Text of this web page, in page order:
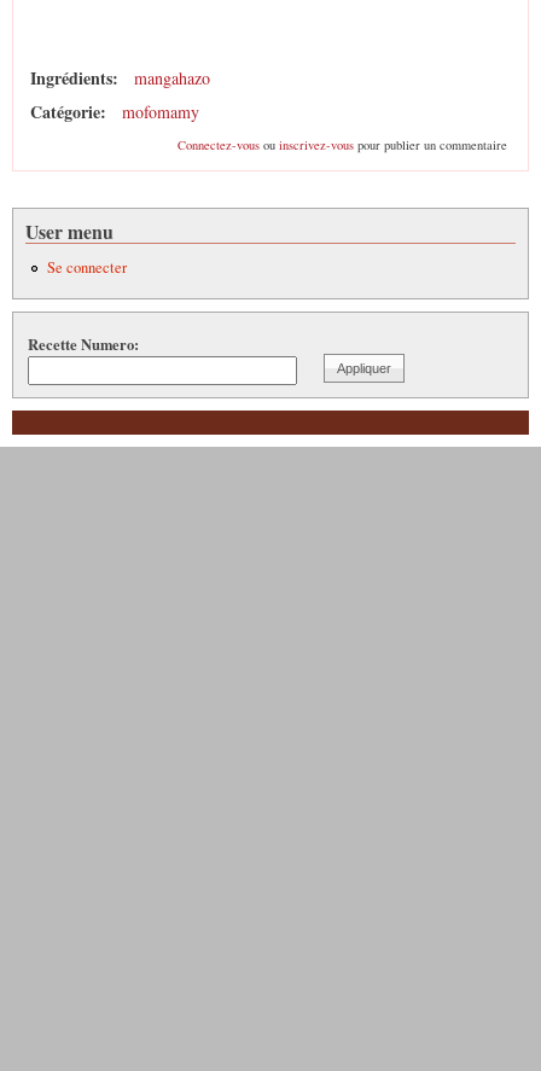
Ingrédients: mangahazo
Catégorie: mofomamy
Connectez-vousou inscrivez-vouspour publier un commentaire
User menu
Se connecter
Recette Numero: